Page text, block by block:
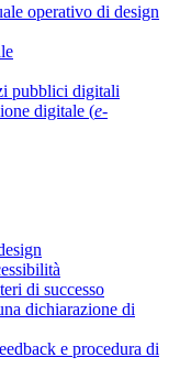
operativo di design
pubblici digitali
digitale (e-
di successo
dichiarazione di
e procedura di